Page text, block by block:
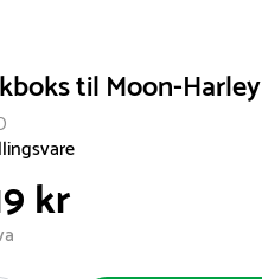
til Moon-Harley
kr